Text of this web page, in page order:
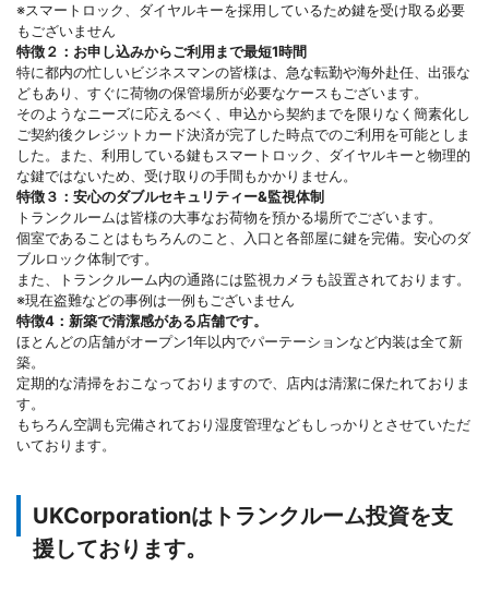
※スマートロック、ダイヤルキーを採用しているため鍵を受け取る必要
もございません
特徴２：お申し込みからご利用まで最短1時間
特に都内の忙しいビジネスマンの皆様は、急な転勤や海外赴任、出張な
どもあり、すぐに荷物の保管場所が必要なケースもございます。
そのようなニーズに応えるべく、申込から契約までを限りなく簡素化し
ご契約後クレジットカード決済が完了した時点でのご利用を可能としま
した。また、利用している鍵もスマートロック、ダイヤルキーと物理的
な鍵ではないため、受け取りの手間もかかりません。
特徴３：安心のダブルセキュリティー&監視体制
トランクルームは皆様の大事なお荷物を預かる場所でございます。
個室であることはもちろんのこと、入口と各部屋に鍵を完備。安心のダ
ブルロック体制です。
また、トランクルーム内の通路には監視カメラも設置されております。
※現在盗難などの事例は一例もございません
特徴4：新築で清潔感がある店舗です。
ほとんどの店舗がオープン1年以内でパーテーションなど内装は全て新
築。
定期的な清掃をおこなっておりますので、店内は清潔に保たれておりま
す。
もちろん空調も完備されており湿度管理などもしっかりとさせていただ
いております。
UKCorporationはトランクルーム投資を支
援しております。